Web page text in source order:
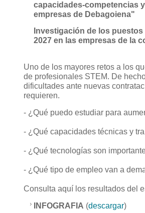
capacidades-competencias
empresas de Debagoiena"
Investigación de los
2027 en las empresas de la
Uno de los mayores retos a los
de profesionales STEM. De
dificultades ante nuevas
requieren.
- ¿Qué puedo estudiar para
- ¿Qué capacidades técnicas y
- ¿Qué tecnologías son
- ¿Qué tipo de empleo van a
Consulta aquí los resultados del
INFOGRAFIA (descargar)